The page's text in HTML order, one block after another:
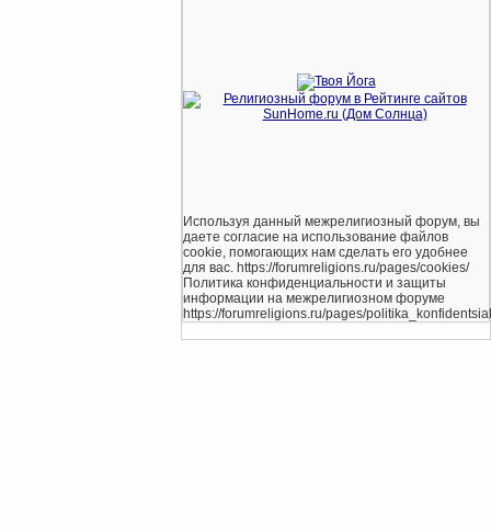
Используя данный межрелигиозный форум, вы
даете согласие на использование файлов
cookie, помогающих нам сделать его удобнее
для вас. https://forumreligions.ru/pages/cookies/
Политика конфиденциальности и защиты
информации на межрелигиозном форуме
https://forumreligions.ru/pages/